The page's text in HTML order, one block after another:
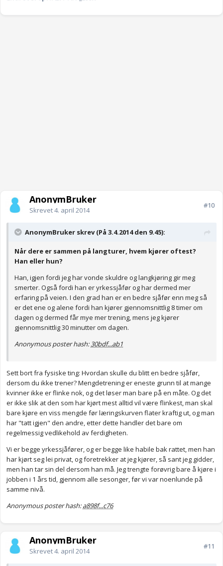
AnonymBruker
Skrevet4. april 2014
#10
AnonymBruker skrev (På 3.4.2014 den 9.45):
Når dere er sammen på langturer, hvem kjører oftest?
Han eller hun?
Han, igjen fordi jeg har vonde skuldre og langkjøring gir meg
smerter. Også fordi han er yrkessjåfør og har dermed mer
erfaring på veien. I den grad han er en bedre sjåfør enn meg så
er det ene og alene fordi han kjører gjennomsnittlig 8 timer om
dagen og dermed får mye mer trening, mens jeg kjører
gjennomsnittlig 30 minutter om dagen.
Anonymous poster hash:30bdf...ab1
Sett bort fra fysiske ting: Hvordan skulle du blitt en bedre sjåfør,
dersom du ikke trener? Mengdetrening er eneste grunn til at mange
kvinner ikke er flinke nok, og det løser man bare på en måte. Og det
er ikke slik at den som har kjørt mest alltid vil være flinkest, man skal
bare kjøre en viss mengde før læringskurven flater kraftig ut, og man
har "tatt igjen" den andre, etter dette handler det bare om
regelmessig vedlikehold av ferdigheten.
Vi er begge yrkessjåfører, og er begge like habile bak rattet, men han
har kjørt seg lei privat, og foretrekker at jeg kjører, så sant jeg gidder,
men han tar sin del dersom han må. Jeg trengte forøvrig bare å kjøre i
jobben i 1 års tid, gjennom alle sesonger, før vi var noenlunde på
samme nivå.
Anonymous poster hash:a898f...c76
AnonymBruker
Skrevet4. april 2014
#11